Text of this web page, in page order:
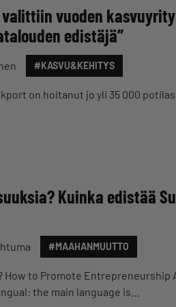
valittiin vuoden
edistäjä”
#KASVU&KEHITYS
on hoitanut jo yli 35 000
Kuinka edistää
#MAAHANMUUTTO
How to Promote Entrepreneurship
the main language is…